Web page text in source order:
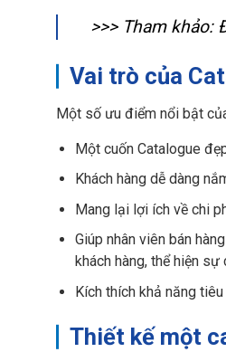
>>> Tham khảo:
Vai trò của
Một số ưu điểm nổi bật
Một cuốn Catalogue
Khách hàng dễ dàng
Mang lại lợi ích về chi
Giúp nhân viên bán
khách hàng, thể hiện
Kích thích khả năng
Thiết kế một